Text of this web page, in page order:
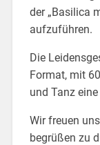
der „Basilica
aufzuführen.
Die
Format, mit
und Tanz
Wir freuen
begrüßen zu